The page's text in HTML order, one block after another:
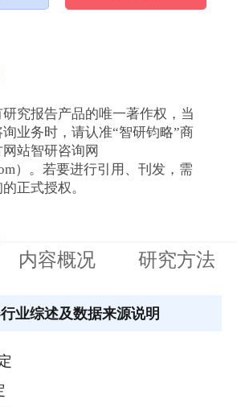
究报告产品的唯一著作权，当
业务时，请认准“智研钧略”商
站智研咨询网
）。若要进行引用、刊发，需
正式授权。
内容概况 研究方法
业综述及数据来源说明